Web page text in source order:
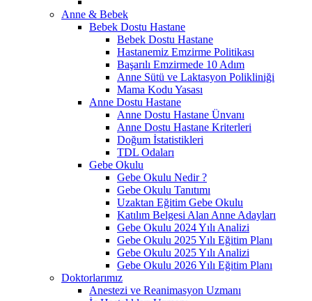
Anne & Bebek
Bebek Dostu Hastane
Bebek Dostu Hastane
Hastanemiz Emzirme Politikası
Başarılı Emzirmede 10 Adım
Anne Sütü ve Laktasyon Polikliniği
Mama Kodu Yasası
Anne Dostu Hastane
Anne Dostu Hastane Ünvanı
Anne Dostu Hastane Kriterleri
Doğum İstatistikleri
TDL Odaları
Gebe Okulu
Gebe Okulu Nedir ?
Gebe Okulu Tanıtımı
Uzaktan Eğitim Gebe Okulu
Katılım Belgesi Alan Anne Adayları
Gebe Okulu 2024 Yılı Analizi
Gebe Okulu 2025 Yılı Eğitim Planı
Gebe Okulu 2025 Yılı Analizi
Gebe Okulu 2026 Yılı Eğitim Planı
Doktorlarımız
Anestezi ve Reanimasyon Uzmanı